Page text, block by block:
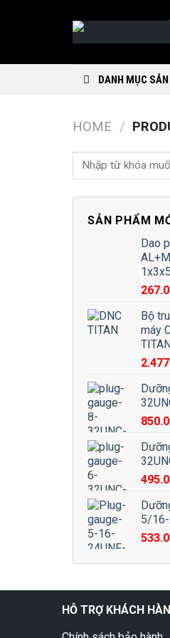
DANH MỤC
HOME /
SẢN PHẨM
Dao
Bộ
máy
5/16-
HỖ TRỢ KHÁCH